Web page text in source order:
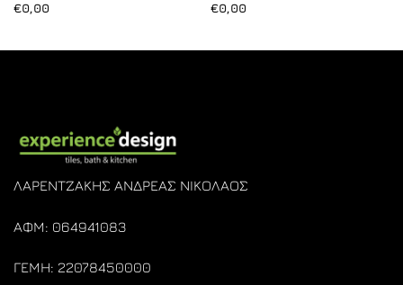
€0,00
€0,00
ΛΑΡΕΝΤΖΑΚΗΣ ΑΝΔΡΕΑΣ ΝΙΚΟΛΑΟΣ
ΑΦΜ: 064941083
ΓΕΜΗ: 22078450000